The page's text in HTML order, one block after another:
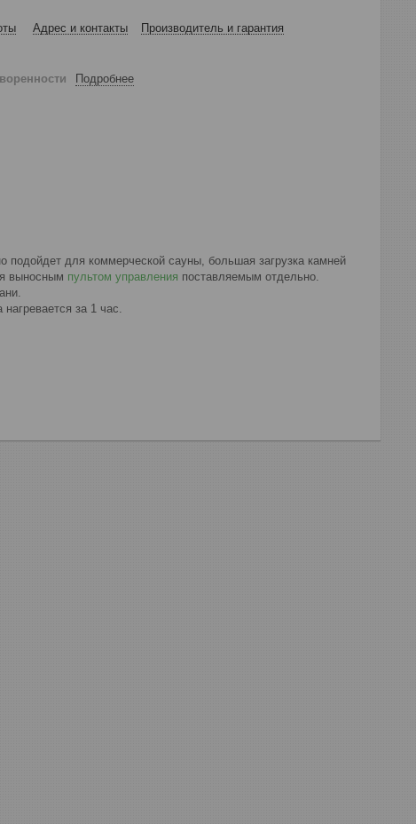
Адрес и контакты Производитель и гарантия
Подробнее
для коммерческой сауны, большая загрузка камней
выносным пультом управления поставляемым отдельно.
за 1 час.